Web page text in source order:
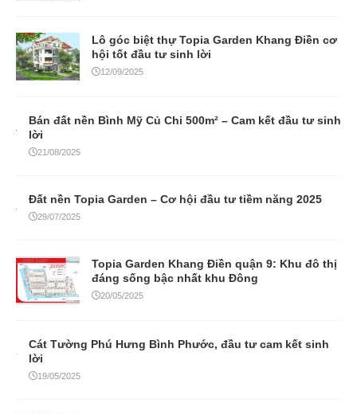
Lô góc biệt thự Topia Garden Khang Điền cơ
hội tốt đầu tư sinh lời
12/09/2025
Bán đất nền Bình Mỹ Củ Chi 500m² – Cam kết đầu tư sinh
lời
21/08/2025
Đất nền Topia Garden – Cơ hội đầu tư tiềm năng 2025
29/07/2025
Topia Garden Khang Điền quận 9: Khu đô thị
đáng sống bậc nhất khu Đông
20/05/2025
Cát Tường Phú Hưng Bình Phước, đầu tư cam kết sinh
lời
19/05/2025